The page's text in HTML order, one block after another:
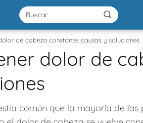
de cabeza constante: causas y soluciones
dolor de
común que la mayoría de